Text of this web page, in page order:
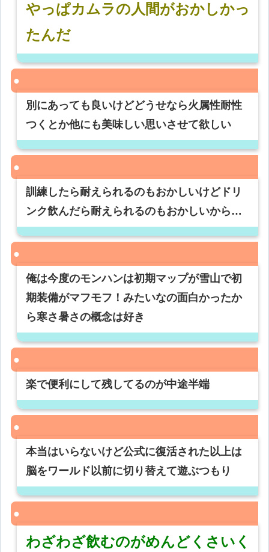
やっぱカムラの人間がおかしかっ
たんだ
別にあっても良いけどどうせなら火属性耐性
つくとか他にも美味しい思いさせて欲しい
訓練したら耐えられるのもおかしいけどドリ
ンク飲んだら耐えられるのもおかしいから…
俺は今度のモンハンは初期マップが雪山で初
期装備がマフモフ！みたいなの面白かったか
ら寒さ暑さの概念は好き
楽で便利にして残してるのが中途半端
本当はいらないけど公式に復活された以上は
脳をワールド以前に切り替えて遊ぶつもり
わざわざ飲むのがめんどくさいく